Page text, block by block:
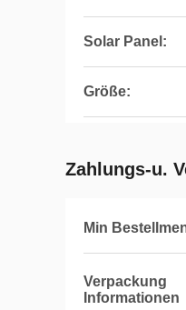
Solar Panel:
Größe:
Zahlungs-u.
Min
Verpackung
Informationen